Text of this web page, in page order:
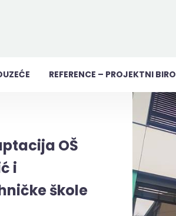
REFERENCE – PROJEKTNI BIRO
OŠ
i
škole